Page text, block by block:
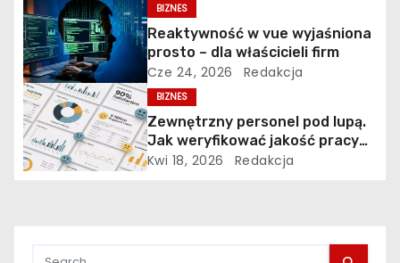
i
s
u
BIZNES
Reaktywność w vue wyjaśniona
prosto – dla właścicieli firm
Cze 24, 2026 Redakcja
BIZNES
Zewnętrzny personel pod lupą.
Jak weryfikować jakość pracy
firm sprzątających i ochrony?
Kwi 18, 2026 Redakcja